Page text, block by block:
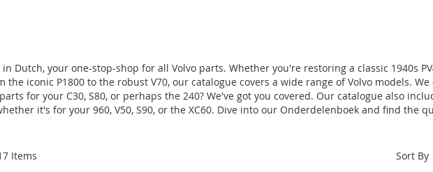
Dutch, your one-stop-shop for all Volvo parts. Whether you're restoring a classic 1940s
iconic P1800 to the robust V70, our catalogue covers a wide range of Volvo models.
for your C30, S80, or perhaps the 240? We've got you covered. Our catalogue also
it's for your 960, V50, S90, or the XC60. Dive into our Onderdelenboek and find the
Items Sort By